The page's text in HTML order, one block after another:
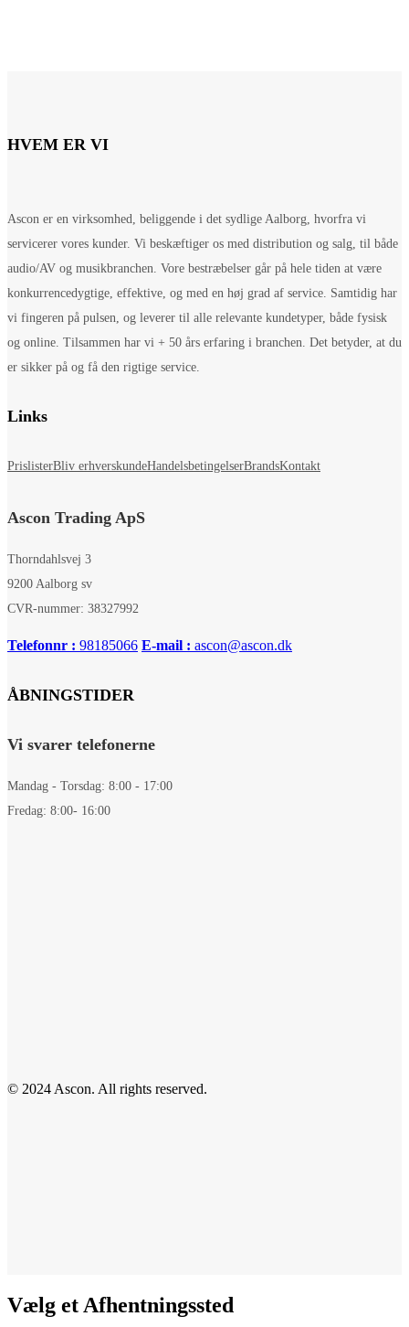
HVEM ER VI
Ascon er en virksomhed, beliggende i det sydlige Aalborg, hvorfra vi
servicerer vores kunder. Vi beskæftiger os med distribution og salg, til både
audio/AV og musikbranchen. Vore bestræbelser går på hele tiden at være
konkurrencedygtige, effektive, og med en høj grad af service. Samtidig har
vi fingeren på pulsen, og leverer til alle relevante kundetyper, både fysisk
og online. Tilsammen har vi + 50 års erfaring i branchen. Det betyder, at du
er sikker på og få den rigtige service.
Links
PrislisterBliv erhverskundeHandelsbetingelserBrandsKontakt
Ascon Trading ApS
Thorndahlsvej 3
9200 Aalborg sv
CVR-nummer: 38327992
Telefonnr : 98185066 E-mail : ascon@ascon.dk
ÅBNINGSTIDER
Vi svarer telefonerne
Mandag - Torsdag: 8:00 - 17:00
Fredag: 8:00- 16:00
© 2024 Ascon. All rights reserved.
Vælg et Afhentningssted